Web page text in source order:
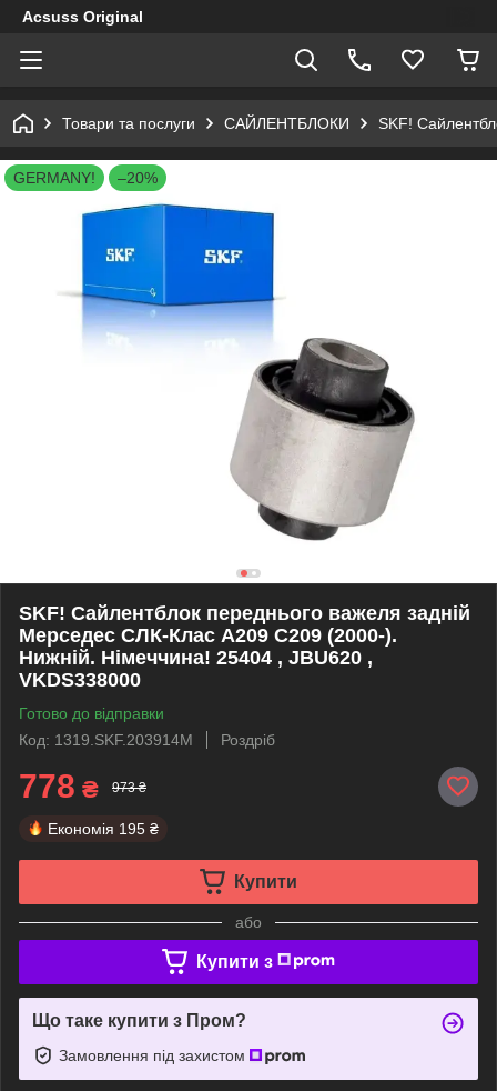
Acsuss Original
Товари та послуги САЙЛЕНТБЛОКИ SKF!
GERMANY! –20%
SKF! Сайлентблок переднього важеля задній
Мерседес CЛК-Клас A209 C209 (2000-).
Нижній. Німеччина! 25404 , JBU620 ,
VKDS338000
Готово до відправки
Код: 1319.SKF.203914M
Роздріб
778 ₴ 973 ₴
Економія 195 ₴
Купити
або
Купити з
Що таке купити з Пром?
Замовлення під захистом